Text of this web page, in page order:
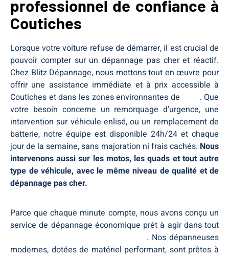
professionnel de confiance à
Coutiches
Lorsque votre voiture refuse de démarrer, il est crucial de
pouvoir compter sur un dépannage pas cher et réactif.
Chez Blitz Dépannage, nous mettons tout en œuvre pour
offrir une assistance immédiate et à prix accessible à
Coutiches et dans les zones environnantes de
. Que
votre besoin concerne un remorquage d’urgence, une
intervention sur véhicule enlisé, ou un remplacement de
batterie, notre équipe est disponible 24h/24 et chaque
jour de la semaine, sans majoration ni frais cachés. Nous
intervenons aussi sur les motos, les quads et tout autre
type de véhicule, avec le même niveau de qualité et de
dépannage pas cher.
Parce que chaque minute compte, nous avons conçu un
service de dépannage économique prêt à agir dans tout
. Nos dépanneuses
modernes, dotées de matériel performant, sont prêtes à